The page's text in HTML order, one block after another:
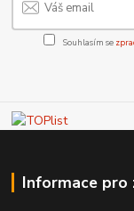
Souhlasím se
Informace pro